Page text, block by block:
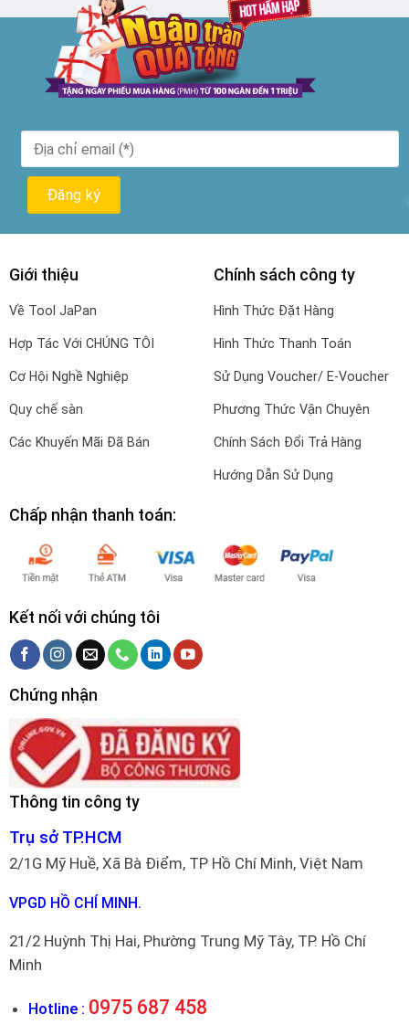
Giới thiệu
Về Tool JaPan
Hợp Tác Với CHÚNG TÔI
Cơ Hội Nghề Nghiệp
Quy chế sàn
Các Khuyến Mãi Đã Bán
Chính sách công ty
Hình Thức Đặt Hàng
Hình Thức Thanh Toán
Sử Dụng Voucher/ E-Voucher
Phương Thức Vận Chuyên
Chính Sách Đổi Trả Hàng
Hướng Dẫn Sử Dụng
Chấp nhận thanh toán:
Kết nối với chúng tôi
Chứng nhận
Thông tin công ty
Trụ sở TP.HCM
2/1G Mỹ Huề, Xã Bà Điểm, TP Hồ Chí Minh, Việt Nam
VPGD HỒ CHÍ MINH.
21/2 Huỳnh Thị Hai, Phường Trung Mỹ Tây, TP. Hồ Chí
Minh
Hotline : 0975 687 458